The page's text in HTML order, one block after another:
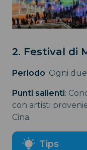
2. Festival di
Periodo: Ogni
Punti salienti:
con artisti
Cina.